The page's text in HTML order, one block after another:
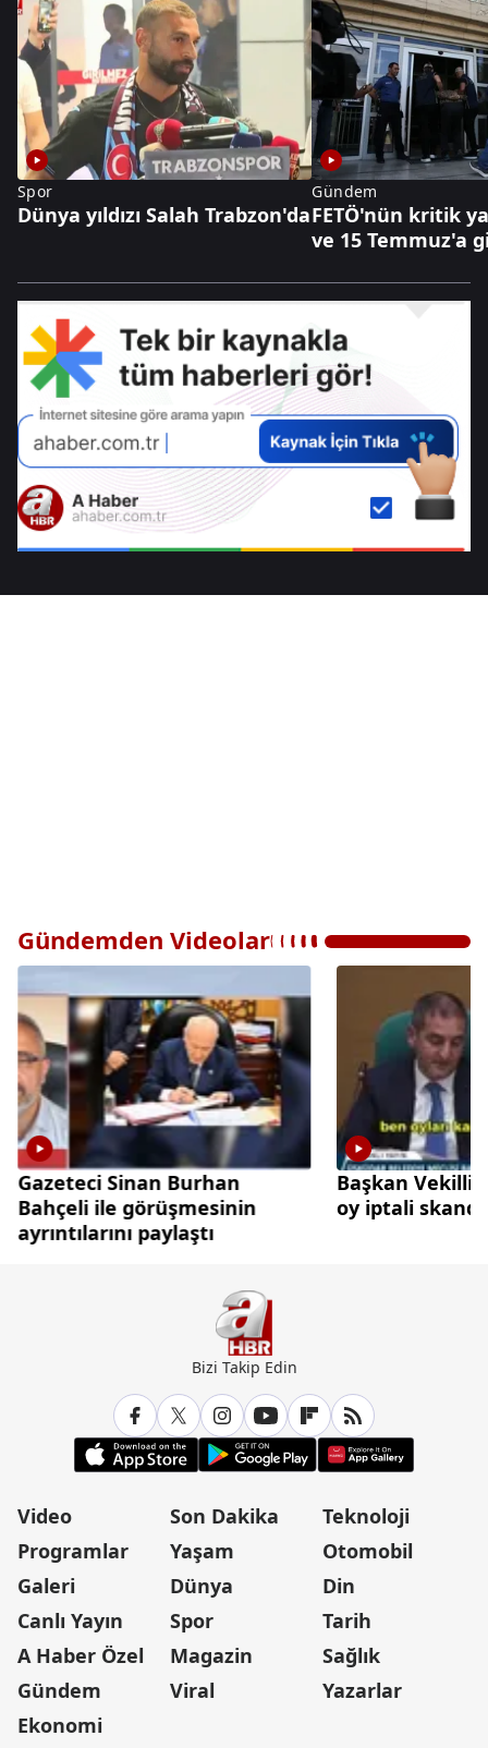
Spor
Dünya yıldızı Salah Trabzon'da
Gündem
FETÖ'nün kritik
ve 15 Temmuz'a
Gündemden Videolar
Gazeteci Sinan Burhan
Bahçeli ile görüşmesinin
ayrıntılarını paylaştı
Başkan
oy iptali
Bizi Takip Edin
Video
Programlar
Galeri
Canlı Yayın
A Haber Özel
Gündem
Ekonomi
Son Dakika
Yaşam
Dünya
Spor
Magazin
Viral
Teknoloji
Otomobil
Din
Tarih
Sağlık
Yazarlar